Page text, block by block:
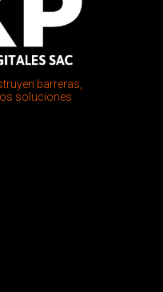
barreras,
soluciones